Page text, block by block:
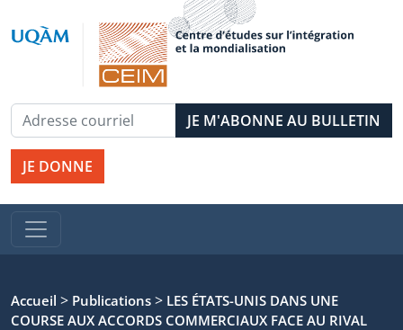
JE DONNE
Accueil > Publications > LES ÉTATS-UNIS DANS UNE
COURSE AUX ACCORDS COMMERCIAUX FACE AU RIVAL